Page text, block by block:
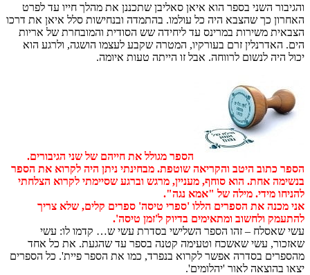
והגיבור השני בספר הוא איאן סאליבן שתכננן את מהלך חייו עד לפרט
האחרון כך שהצבא היה כל עולמו. בהתמדה ובנחישות סלל איאן את דרכו
הצבאית משירות במרינס עד ליחידה שש הסודית והמובחרת של אריות
הים. האדרנלין זרם בעורקיו, המטרה שקבע לעצמו הושגה, ולרגע הוא
יכול היה לנשום לרווחה. אבל זו הייתה טעות איומה.
הספר מגולל את חייהם של שני הגיבורים.
הספר כתוב היטב והקריאה שוטפת. מבחינתי ניתן היה לקרוא את הספר
בנשימה אחת. הוא סוחף, מעניין, מרגש וברגע שסיימתי לקרוא הצלחתי
להניחו מידי. מילה של "אמא נגה".
אני מכנה את הספרים הללו 'ספרי טיסה' ספרים קלים, שלא צריך
להתעמק ולחשוב ומתאימים בדיוק ל'זמן טיסה'.
עשי שאסלח – זהו הספר השלישי בסדרת עשי ש… קדמו לו: עשי
שאזכור, עשי שאשכח וטעימה קטנה בספר עד שהגעת. את כל אחד
מהספרים בסדרה אפשר לקרוא בנפרד, כמו את הספר פיית'. כל הספרים
יצאו בהוצאה לאור 'יהלומים'.